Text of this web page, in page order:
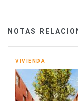
NOTAS
VIVIENDA